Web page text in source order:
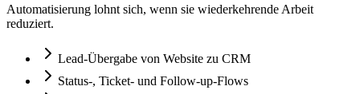
Automatisierung lohnt sich, wenn sie wiederkehrende Arbeit
reduziert.
Lead-Übergabe von Website zu CRM
Status-, Ticket- und Follow-up-Flows